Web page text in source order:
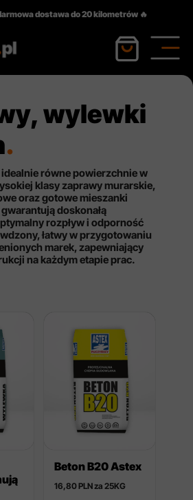
dostawa do 20 kilometrów 🔥
wylewki
.
idealnie równe powierzchnie w
klasy zaprawy murarskie,
oraz gotowe mieszanki
doskonałą
rozpływ i odporność
łatwy w przygotowaniu
marek, zapewniający
na każdym etapie prac.
Beton B20 Astex
16,80 PLN za 25KG